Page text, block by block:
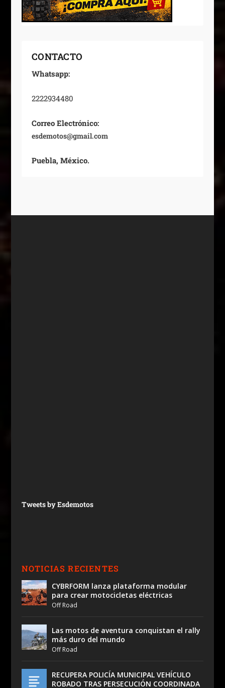
CONTACTO
Whatsapp:
2222934480
Correo Electrónico:
esdemotos@gmail.com
Puebla, México.
Tweets by Esdemotos
NOTICIAS RECIENTES
CYBRFORM lanza plataforma modular
para crear motocicletas eléctricas
Off Road
Las motos de aventura conquistan el rally
más duro del mundo
Off Road
RECUPERA POLICÍA MUNICIPAL VEHÍCULO
ROBADO TRAS PERSECUCIÓN COORDINADA